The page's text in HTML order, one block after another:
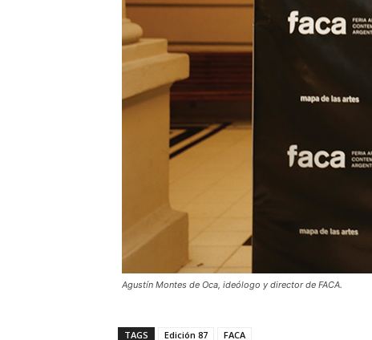
Agustín Montes de Oca, ideólogo y director de FACA.
TAGS Edición 87 FACA